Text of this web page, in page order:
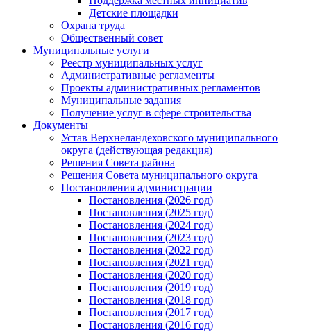
Детские площадки
Охрана труда
Общественный совет
Муниципальные услуги
Реестр муниципальных услуг
Административные регламенты
Проекты административных регламентов
Муниципальные задания
Получение услуг в сфере строительства
Документы
Устав Верхнеландеховского муниципального
округа (действующая редакция)
Решения Совета района
Решения Совета муниципального округа
Постановления администрации
Постановления (2026 год)
Постановления (2025 год)
Постановления (2024 год)
Постановления (2023 год)
Постановления (2022 год)
Постановления (2021 год)
Постановления (2020 год)
Постановления (2019 год)
Постановления (2018 год)
Постановления (2017 год)
Постановления (2016 год)